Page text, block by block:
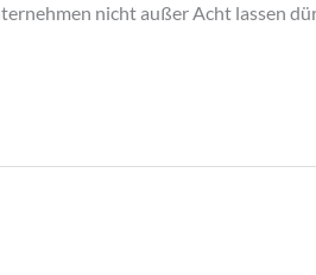
nicht außer Acht lassen